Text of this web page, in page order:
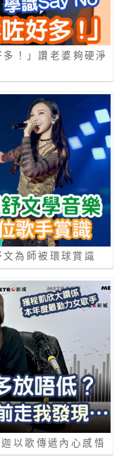
！」讚老婆夠硬淨
為師被環球賞識
以歌傳遞內心感悟